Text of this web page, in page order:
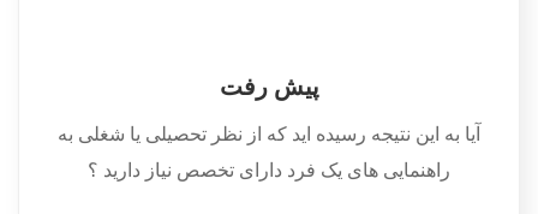
پیش رفت
آیا به این نتیجه رسیده اید که از نظر تحصیلی یا شغلی به
راهنمایی های یک فرد دارای تخصص نیاز دارید ؟